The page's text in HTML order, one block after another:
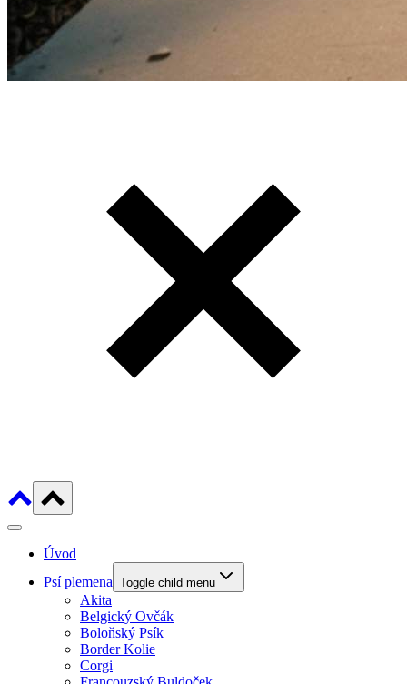
Úvod
Psí plemena Toggle child menu
Akita
Belgický Ovčák
Boloňský Psík
Border Kolie
Corgi